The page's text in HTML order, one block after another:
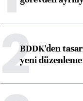
2BDDK'den
yeni düzenleme